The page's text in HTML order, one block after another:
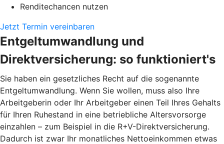
Renditechancen nutzen
Jetzt Termin vereinbaren
Entgeltumwandlung und
Direktversicherung: so funktioniert's
Sie haben ein gesetzliches Recht auf die sogenannte
Entgeltumwandlung. Wenn Sie wollen, muss also Ihre
Arbeitgeberin oder Ihr Arbeitgeber einen Teil Ihres Gehalts
für Ihren Ruhestand in eine betriebliche Altersvorsorge
einzahlen – zum Beispiel in die R+V-Direktversicherung.
Dadurch ist zwar Ihr monatliches Nettoeinkommen etwas